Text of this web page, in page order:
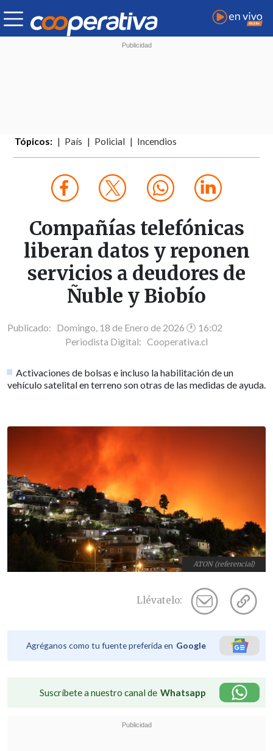
Tópicos: País Policial Incendios
Compañías telefónicas
liberan datos y reponen
servicios a deudores de
Ñuble y Biobío
Publicado: Domingo, 18 de Enero de 2026 🕐 16:02
Periodista Digital: Cooperativa.cl
Activaciones de bolsas e incluso la habilitación de un
vehículo satelital en terreno son otras de las medidas de ayuda.
ATON (referencial)
Llévatelo:
Agréganos como tu fuente preferida en Google
Suscríbete a nuestro canal de Whatsapp